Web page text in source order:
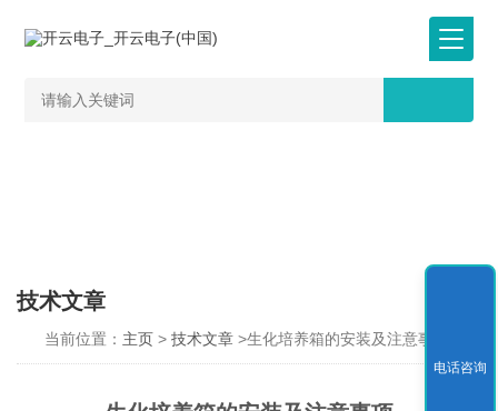
技术文章
当前位置： 主页 >技术文章 >生化培养箱的安装及注意事项
电话咨询